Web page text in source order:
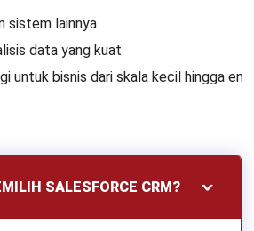
sistem lainnya
data yang kuat
untuk bisnis dari skala kecil hingga
SALESFORCE CRM?